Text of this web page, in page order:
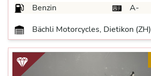
Benzin
A-
Bächli Motorcycles, Dietikon (ZH)